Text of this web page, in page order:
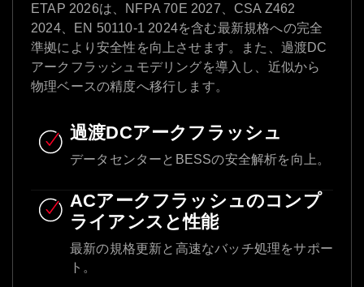
ETAP 2026は、NFPA 70E 2027、CSA Z462
2024、EN 50110-1 2024を含む最新規格への完全
準拠により安全性を向上させます。また、過渡DC
アークフラッシュモデリングを導入し、近似から
物理ベースの精度へ移行します。
過渡DCアークフラッシュ
データセンターとBESSの安全解析を向上。
ACアークフラッシュのコンプ
ライアンスと性能
最新の規格更新と高速なバッチ処理をサポー
ト。